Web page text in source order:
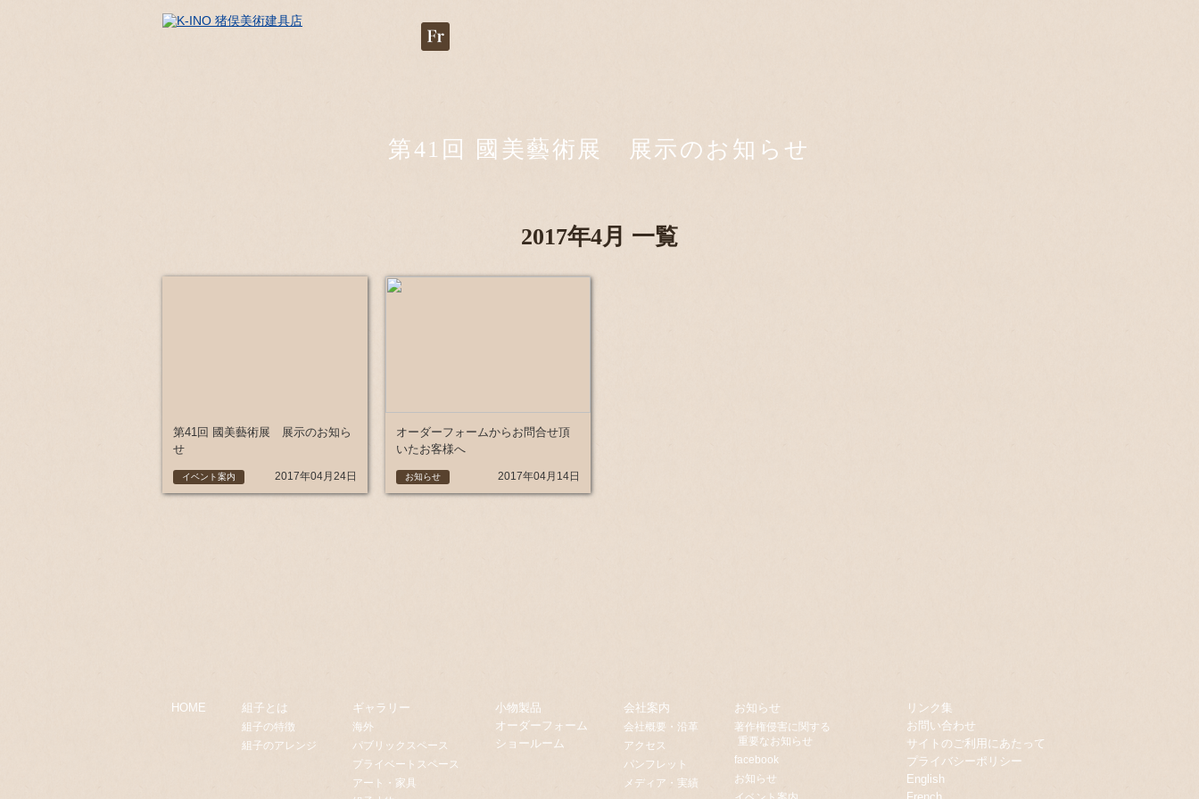
第41回 國美藝術展 展示のお知らせ
2017年4月 一覧
第41回 國美藝術展 展示のお知ら
せ
2017年04月24日
イベント案内
オーダーフォームからお問合せ頂
いたお客様へ
2017年04月14日
お知らせ
HOME 組子とは
組子の特徴
組子のアレンジ
ギャラリー
海外
パブリックスペース
プライベートスペース
アート・家具
小物製品
オーダーフォーム
ショールーム
会社案内
会社概要・沿革
アクセス
パンフレット
メディア・実績
お知らせ
著作権侵害に関する
重要なお知らせ
facebook
お知らせ
リンク集
お問い合わせ
サイトのご利用にあたって
プライバシーポリシー
English